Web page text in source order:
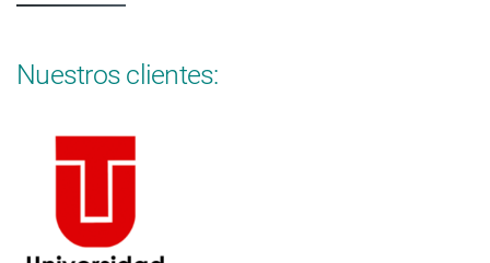
Nuestros clientes: